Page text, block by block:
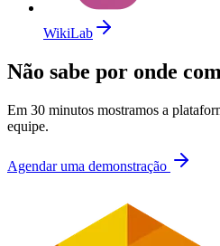
WikiLab
Não sabe por onde
Em 30 minutos mostramos a
equipe.
Agendar uma demonstração